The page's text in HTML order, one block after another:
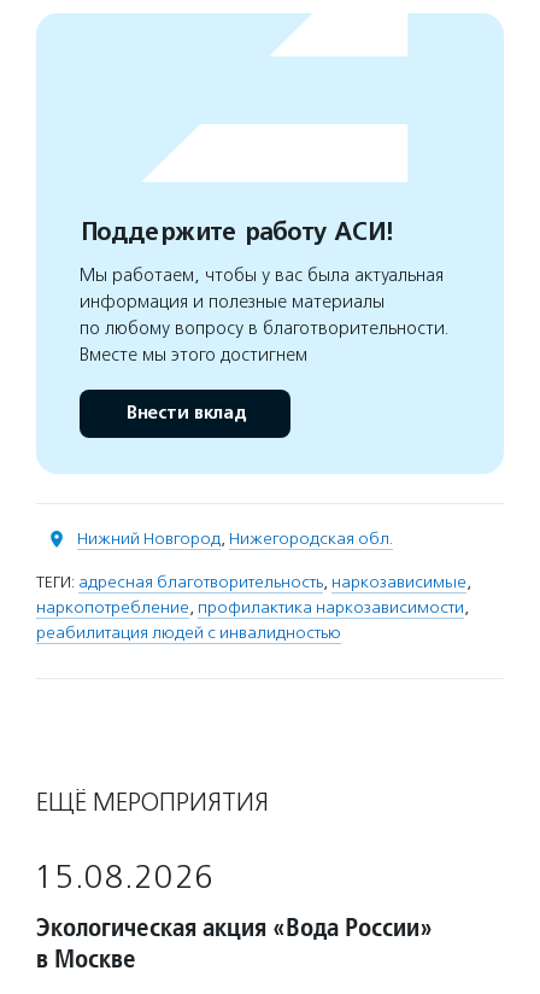
Поддержите работу АСИ!
Мы работаем, чтобы у вас была актуальная
информация и полезные материалы
по любому вопросу в благотворительности.
Вместе мы этого достигнем
Внести вклад
Нижний Новгород, Нижегородская обл.
ТЕГИ: адресная благотворительность, наркозависимые,
наркопотребление, профилактика наркозависимости,
реабилитация людей с инвалидностью
ЕЩЁ МЕРОПРИЯТИЯ
15.08.2026
Экологическая акция «Вода России»
в Москве